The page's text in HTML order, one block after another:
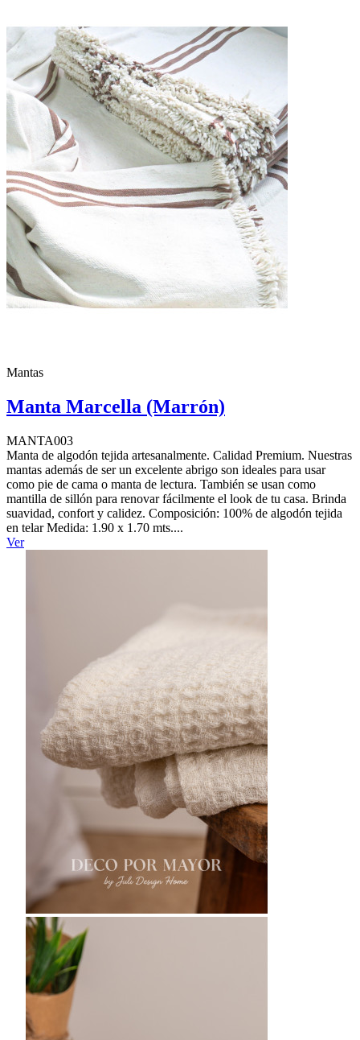
Mantas
Manta Marcella (Marrón)
MANTA003
Manta de algodón tejida artesanalmente. Calidad Premium. Nuestras
mantas además de ser un excelente abrigo son ideales para usar
como pie de cama o manta de lectura. También se usan como
mantilla de sillón para renovar fácilmente el look de tu casa. Brinda
suavidad, confort y calidez. Composición: 100% de algodón tejida
en telar Medida: 1.90 x 1.70 mts....
Ver